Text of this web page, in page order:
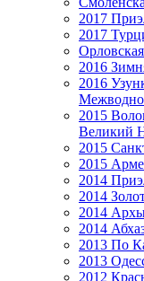
2017
2017
2016
2016
2015
Великий
2015
2015
2014
2014
2014
2014
2013 По
2013
2012